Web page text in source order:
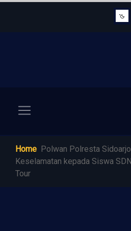
Home Polwan Polresta
Keselamatan kepada Siswa
Tour